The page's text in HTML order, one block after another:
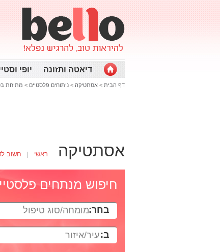
דיאטה ותזונה יופי
דף הבית > אסתטיקה > ניתוחים פלסטיים > מתיחת
אסתטיקה ראשי חשוב
חיפוש מנתחים
בחר:מומחה/סוג טיפול
ב:עיר/איזור